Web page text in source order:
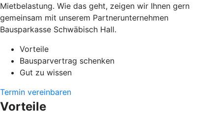
Mietbelastung. Wie das geht, zeigen wir Ihnen gern
gemeinsam mit unserem Partnerunternehmen
Bausparkasse Schwäbisch Hall.
Vorteile
Bausparvertrag schenken
Gut zu wissen
Termin vereinbaren
Vorteile